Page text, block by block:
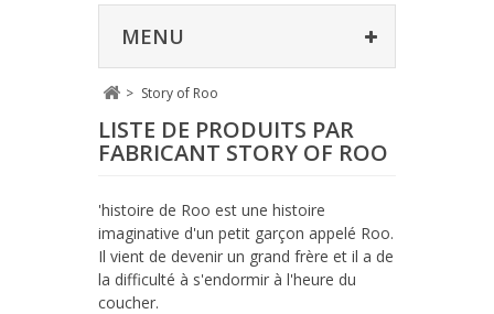
MENU
> Story of Roo
LISTE DE PRODUITS PAR
FABRICANT STORY OF ROO
'histoire de Roo est une histoire
imaginative d'un petit garçon appelé Roo.
Il vient de devenir un grand frère et il a de
la difficulté à s'endormir à l'heure du
coucher.